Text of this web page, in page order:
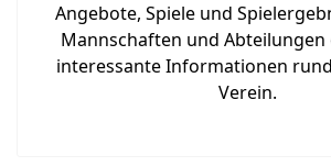
Angebote, Spiele und
Mannschaften und
interessante Informationen
Verein.